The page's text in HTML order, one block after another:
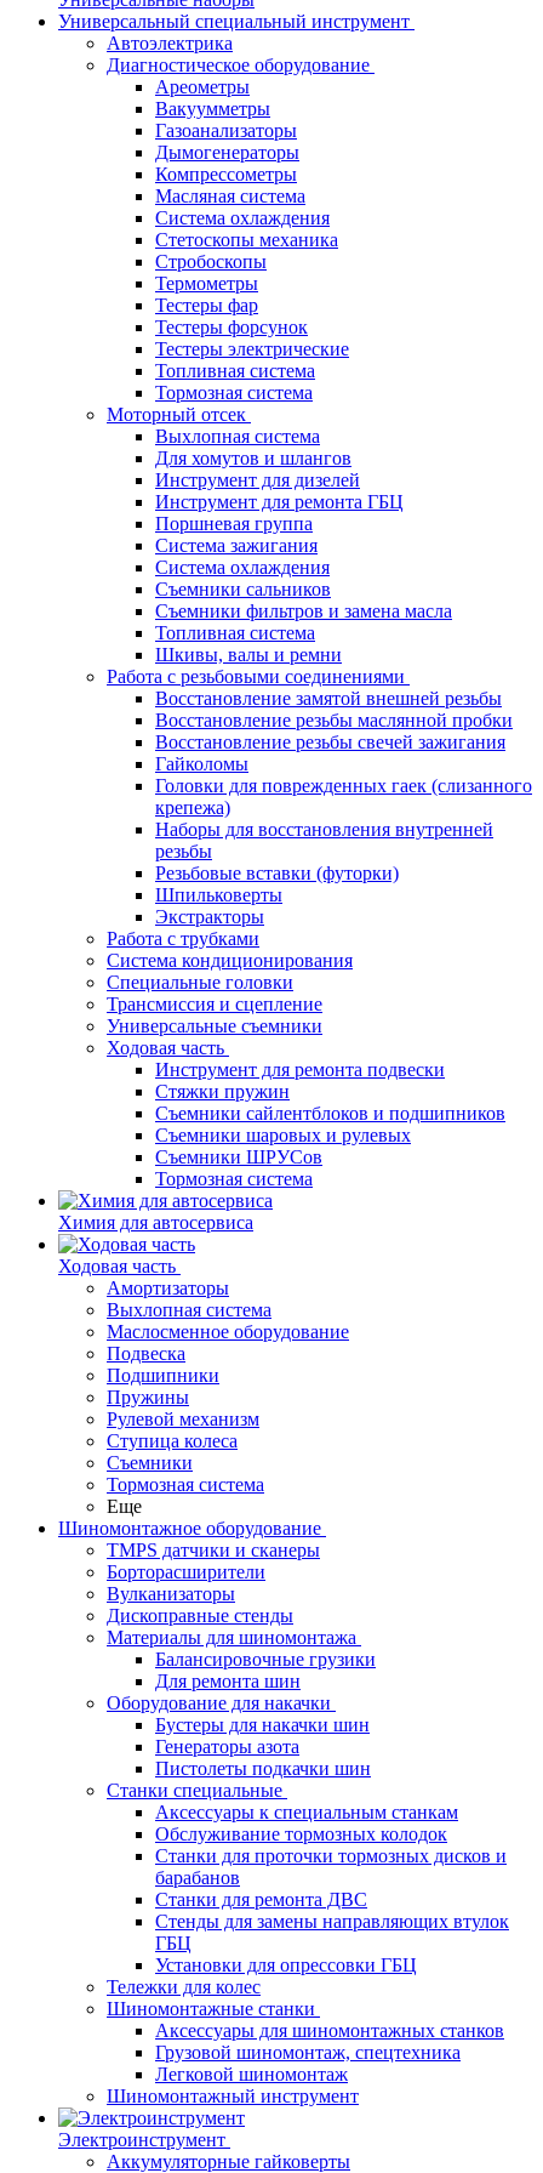
Универсальный специальный инструмент
Автоэлектрика
Диагностическое оборудование
Ареометры
Вакуумметры
Газоанализаторы
Дымогенераторы
Компрессометры
Масляная система
Система охлаждения
Стетоскопы механика
Стробоскопы
Термометры
Тестеры фар
Тестеры форсунок
Тестеры электрические
Топливная система
Тормозная система
Моторный отсек
Выхлопная система
Для хомутов и шлангов
Инструмент для дизелей
Инструмент для ремонта ГБЦ
Поршневая группа
Система зажигания
Система охлаждения
Съемники сальников
Съемники фильтров и замена масла
Топливная система
Шкивы, валы и ремни
Работа с резьбовыми соединениями
Восстановление замятой внешней резьбы
Восстановление резьбы маслянной пробки
Восстановление резьбы свечей зажигания
Гайколомы
Головки для поврежденных гаек (слизанного
крепежа)
Наборы для восстановления внутренней
резьбы
Резьбовые вставки (футорки)
Шпильковерты
Экстракторы
Работа с трубками
Система кондиционирования
Специальные головки
Трансмиссия и сцепление
Универсальные съемники
Ходовая часть
Инструмент для ремонта подвески
Стяжки пружин
Съемники сайлентблоков и подшипников
Съемники шаровых и рулевых
Съемники ШРУСов
Тормозная система
Химия для автосервиса
Ходовая часть
Амортизаторы
Выхлопная система
Маслосменное оборудование
Подвеска
Подшипники
Пружины
Рулевой механизм
Ступица колеса
Съемники
Тормозная система
Еще
Шиномонтажное оборудование
TMPS датчики и сканеры
Борторасширители
Вулканизаторы
Дископравные стенды
Материалы для шиномонтажа
Балансировочные грузики
Для ремонта шин
Оборудование для накачки
Бустеры для накачки шин
Генераторы азота
Пистолеты подкачки шин
Станки специальные
Аксессуары к специальным станкам
Обслуживание тормозных колодок
Станки для проточки тормозных дисков и
барабанов
Станки для ремонта ДВС
Стенды для замены направляющих втулок
ГБЦ
Установки для опрессовки ГБЦ
Тележки для колес
Шиномонтажные станки
Аксессуары для шиномонтажных станков
Грузовой шиномонтаж, спецтехника
Легковой шиномонтаж
Шиномонтажный инструмент
Электроинструмент
Аккумуляторные гайковерты